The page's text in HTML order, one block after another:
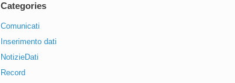
Categories
Comunicati
Inserimento dati
NotizieDati
Record